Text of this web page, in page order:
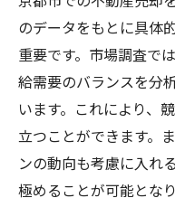
のデータをもとに具体
重要です。市場調査で
給需要のバランスを分
います。これにより、
立つことができます。
ンの動向も考慮に入れ
極めることが可能とな